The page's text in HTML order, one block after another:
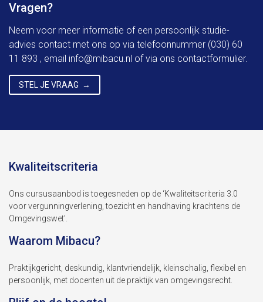
Vragen?
Neem voor meer informatie of een persoonlijk studie-
advies contact met ons op via telefoonnummer (030) 60
11 893 , email info@mibacu.nl of via ons contactformulier.
STEL JE VRAAG
Kwaliteitscriteria
Ons cursusaanbod is toegesneden op de ‘Kwaliteitscriteria 3.0
voor vergunningverlening, toezicht en handhaving krachtens de
Omgevingswet’.
Waarom Mibacu?
Praktijkgericht, deskundig, klantvriendelijk, kleinschalig, flexibel en
persoonlijk, met docenten uit de praktijk van omgevingsrecht.